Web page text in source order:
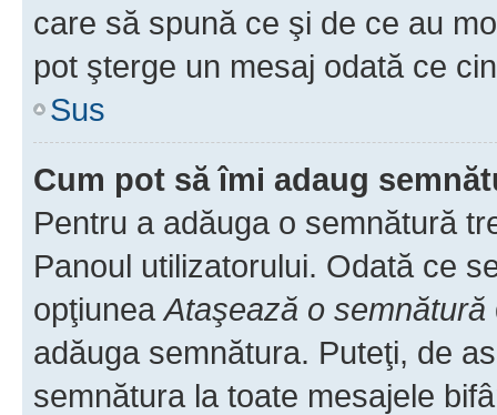
care să spună ce şi de ce au
pot şterge un mesaj odată ce
Sus
Cum pot să îmi adaug
Pentru a adăuga o semnătură
Panoul utilizatorului. Odată ce
opţiuneaAtaşează o semnătură
adăuga semnătura. Puteţi, de
semnătura la toate mesajele